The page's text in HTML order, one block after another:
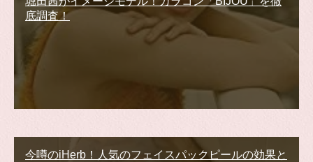
底調査！
今噂のiHerb！人気のフェイスパックピールの効果と